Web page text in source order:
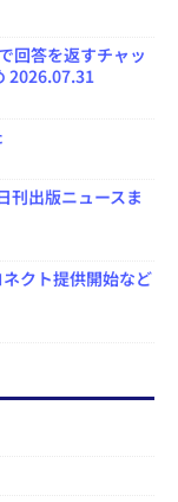
回答を返すチャッ
2026.07.31
刊出版ニュースま
クト提供開始など